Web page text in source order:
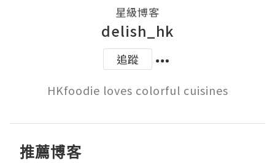
星級博客
delish_hk
追蹤
HKfoodie loves colorful cuisines
推薦博客